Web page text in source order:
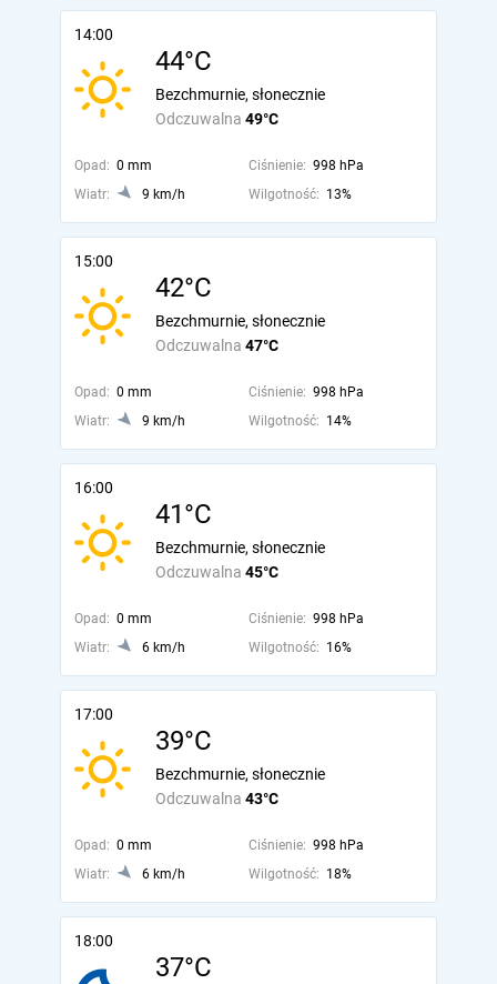
14:00
44°C
Odczuwalna 49°C
Bezchmurnie, słonecznie
Opad: 0 mm Ciśnienie: 998 hPa
Wiatr:
9 km/h Wilgotność: 13%
15:00
42°C
Odczuwalna 47°C
Bezchmurnie, słonecznie
Opad: 0 mm Ciśnienie: 998 hPa
Wiatr:
9 km/h Wilgotność: 14%
16:00
41°C
Odczuwalna 45°C
Bezchmurnie, słonecznie
Opad: 0 mm Ciśnienie: 998 hPa
Wiatr:
6 km/h Wilgotność: 16%
17:00
39°C
Odczuwalna 43°C
Bezchmurnie, słonecznie
Opad: 0 mm Ciśnienie: 998 hPa
Wiatr:
6 km/h Wilgotność: 18%
18:00
37°C